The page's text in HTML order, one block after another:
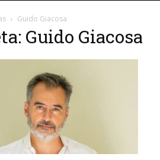
Guido Giacosa
Guido Giacosa